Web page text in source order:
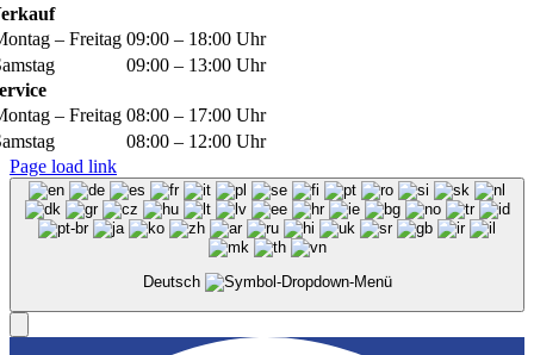
– Freitag 09:00 – 18:00 Uhr
09:00 – 13:00 Uhr
– Freitag 08:00 – 17:00 Uhr
08:00 – 12:00 Uhr
Page load link
Deutsch